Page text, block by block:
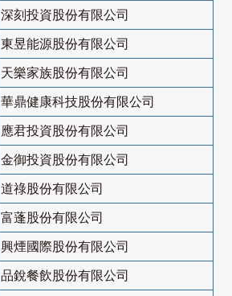
深刻投資股份有限公司
東昱能源股份有限公司
天樂家族股份有限公司
華鼎健康科技股份有限公司
應君投資股份有限公司
金御投資股份有限公司
道祿股份有限公司
富蓬股份有限公司
興煙國際股份有限公司
品銳餐飲股份有限公司